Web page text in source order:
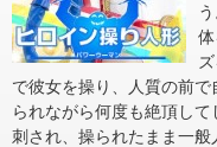
で彼女を操り、人質の前
られながら何度も絶頂し
刺され、操られたまま一